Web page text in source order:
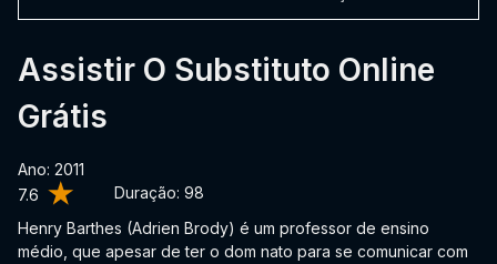
7.6 Duração: 98
Assistir O Substituto Online
Grátis
Ano: 2011
Henry Barthes (Adrien Brody) é um professor de ensino
médio, que apesar de ter o dom nato para se comunicar com